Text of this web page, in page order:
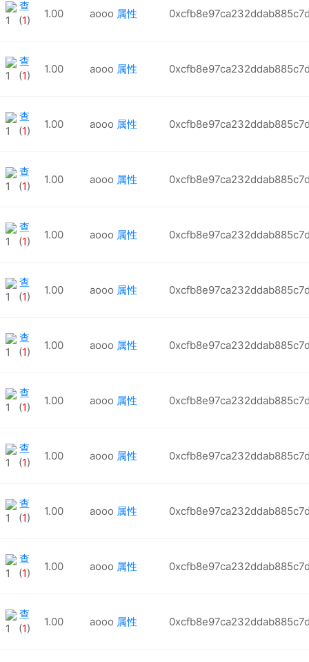
查
1 (1)
1.00 aooo 属性
查
1 (1)
1.00 aooo 属性
查
1 (1)
1.00 aooo 属性
查
1 (1)
1.00 aooo 属性
查
1 (1)
1.00 aooo 属性
查
1 (1)
1.00 aooo 属性
查
1 (1)
1.00 aooo 属性
查
1 (1)
1.00 aooo 属性
查
1 (1)
1.00 aooo 属性
查
1 (1)
1.00 aooo 属性
查
1 (1)
1.00 aooo 属性
查
1 (1)
1.00 aooo 属性